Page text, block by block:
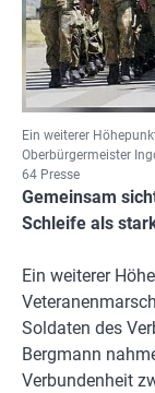
Ein weiterer
Oberbürgermeister
64 Presse
Gemeinsam
Schleife als
Ein weiterer
Soldaten des
Bergmann
Verbundenheit